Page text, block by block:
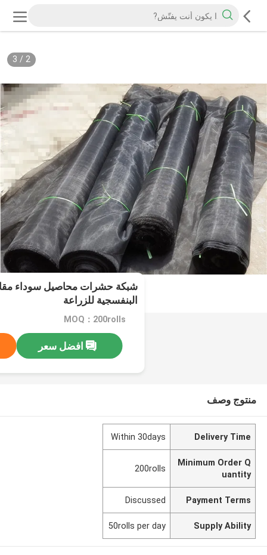
2
/
3
شبكة حشرات محاصيل سوداء
البنفسجية للزراعة
MOQ：200rolls
افضل سعر
منتوج وصف
Delivery Time
Within 30days
Minimum Order Q
uantity
200rolls
Payment Terms
Discussed
Supply Ability
50rolls per day